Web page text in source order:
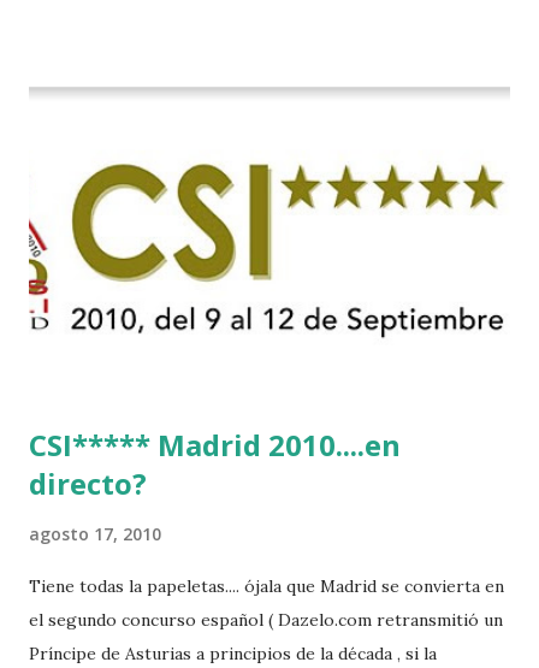
CSI***** Madrid 2010....en
directo?
agosto 17, 2010
Tiene todas la papeletas.... ójala que Madrid se convierta en
el segundo concurso español ( Dazelo.com retransmitió un
Príncipe de Asturias a principios de la década , si la